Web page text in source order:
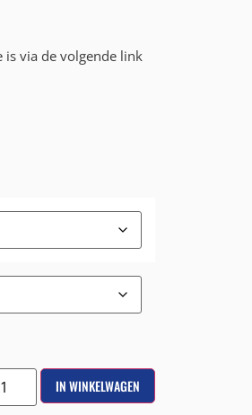
is via de volgende link
IN WINKELWAGEN